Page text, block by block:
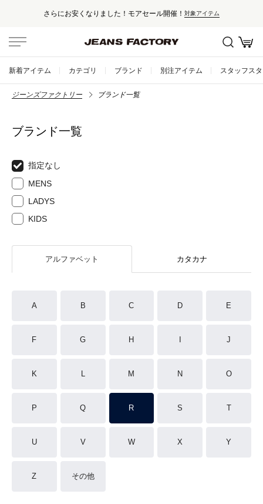
さらにお安くなりました！モアセール開催！ 対象アイテム
新着アイテム カテゴリ ブランド 別注アイテム スタッフス
ジーンズファクトリー ブランド一覧
ブランド一覧
指定なし
MENS
LADYS
KIDS
アルファベット カタカナ
A B C D E
F G H J
K L M N O
P Q R S T
U V W X Y
Z その他